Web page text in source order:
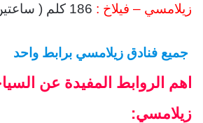
زيلامسي – فيلاخ : 186 كلم ( ساعتين وربع)
جميع فنادق زيلامسي برابط واحد
اهم الروابط المفيدة عن
زيلامسي: